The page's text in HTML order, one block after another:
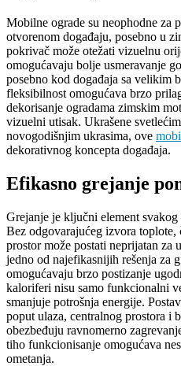
Mobilne ograde su neophodne za
otvorenom događaju, posebno u
pokrivač može otežati vizuelnu
omogućavaju bolje usmeravanje
posebno kod događaja sa velikim
fleksibilnost omogućava brzo
dekorisanje ogradama zimskim
vizuelni utisak. Ukrašene
novogodišnjim ukrasima, ove
dekorativnog koncepta događaja.
Efikasno grejanje
Grejanje je ključni element
Bez odgovarajućeg izvora toplote,
prostor može postati neprijatan za
jedno od najefikasnijih rešenja za
omogućavaju brzo postizanje
kaloriferi nisu samo funkcionalni
smanjuje potrošnja energije.
poput ulaza, centralnog prostora i
obezbeđuju ravnomerno
tiho funkcionisanje omogućava
ometanja.